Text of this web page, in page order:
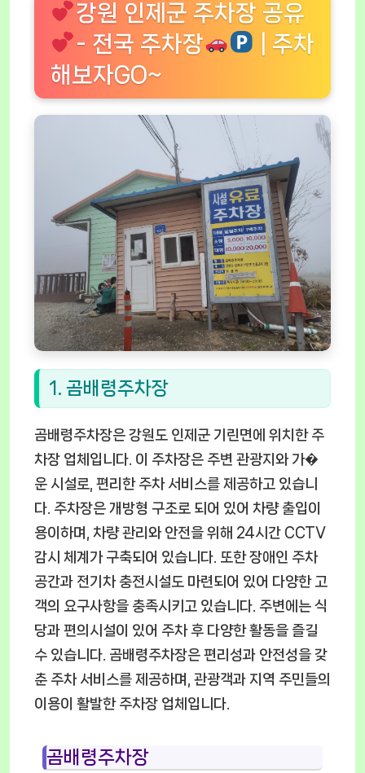
강원 인제군 주차장 공유
- 전국 주차장
| 주차
해보자GO~
1. 곰배령주차장
곰배령주차장은 강원도 인제군 기린면에 위치한 주
차장 업체입니다. 이 주차장은 주변 관광지와 가�
운 시설로, 편리한 주차 서비스를 제공하고 있습니
다. 주차장은 개방형 구조로 되어 있어 차량 출입이
용이하며, 차량 관리와 안전을 위해 24시간 CCTV
감시 체계가 구축되어 있습니다. 또한 장애인 주차
공간과 전기차 충전시설도 마련되어 있어 다양한 고
객의 요구사항을 충족시키고 있습니다. 주변에는 식
당과 편의시설이 있어 주차 후 다양한 활동을 즐길
수 있습니다. 곰배령주차장은 편리성과 안전성을 갖
춘 주차 서비스를 제공하며, 관광객과 지역 주민들의
이용이 활발한 주차장 업체입니다.
곰배령주차장